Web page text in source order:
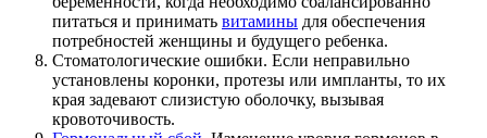
питаться и принимать витамины для обеспечения
потребностей женщины и будущего ребенка.
Стоматологические ошибки. Если неправильно
установлены коронки, протезы или импланты, то их
края задевают слизистую оболочку, вызывая
кровоточивость.